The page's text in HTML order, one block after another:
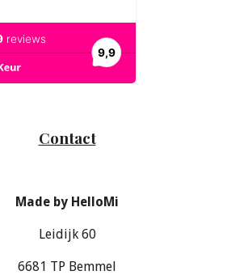
Contact
Made by HelloMi
Leidijk 60
6681 TP Bemmel